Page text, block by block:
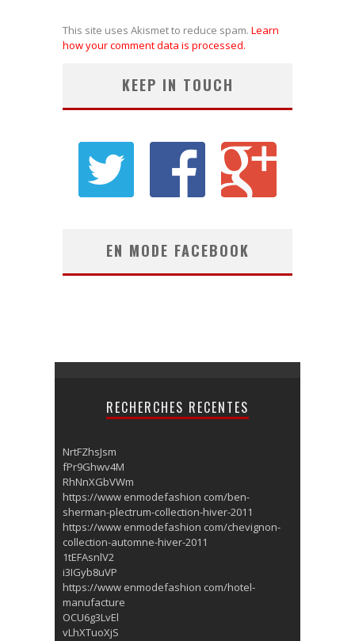
This site uses Akismet to reduce spam. Learn
how your comment data is processed.
KEEP IN TOUCH
EN MODE FACEBOOK
RECHERCHES RECENTES
NrtFZhsJsm
fPr9Ghwv4M
RhNnXGbVWm
https://www enmodefashion com/ben-
sherman-plectrum-collection-hiver-2011
https://www enmodefashion com/chevignon-
collection-automne-hiver-2011
1tEFAsnlV2
i3IGyb8uVP
https://www enmodefashion com/hotel-
manufacture
OCU6g3LvEl
vLhXTuoXjS